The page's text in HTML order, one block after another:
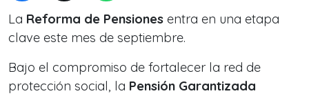
La Reforma de Pensiones entra en una etapa
clave este mes de septiembre.
Bajo el compromiso de fortalecer la red de
protección social, la Pensión Garantizada